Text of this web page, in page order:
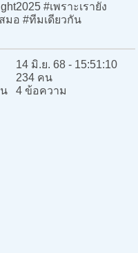
#เพราะเรายัง
มอ #ทีมเดียวกัน
14 มิ.ย. 68 - 15:51:10
234 คน
4 ข้อความ